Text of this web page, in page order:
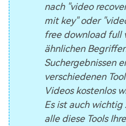
nach "video
mit key" oder
free download full
ähnlichen
Suchergebnissen
verschiedenen
Videos kostenlos
Es ist auch wichtig
alle diese Tools